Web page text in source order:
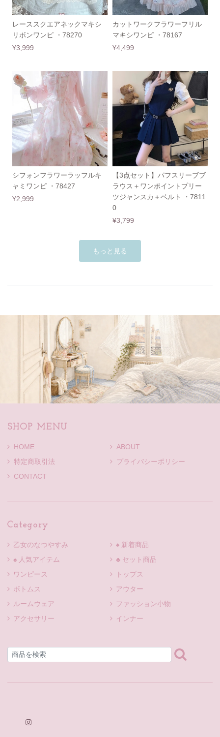
レーススクエアネックマキシ
リボンワンピ ・78270
¥3,999
カットワークフラワーフリル
マキシワンピ ・78167
¥4,499
シフォンフラワーラッフルキ
ャミワンピ ・78427
¥2,999
【3点セット】パフスリーブブ
ラウス＋ワンポイントプリー
ツジャンスカ＋ベルト ・7811
0
¥3,799
もっと見る
SHOP MENU
HOME
ABOUT
特定商取引法
プライバシーポリシー
CONTACT
Category
乙女のなつやすみ
♠ 新着商品
♠ 人気アイテム
♣ セット商品
ワンピース
トップス
ボトムス
アウター
ルームウェア
ファッション小物
アクセサリー
インナー